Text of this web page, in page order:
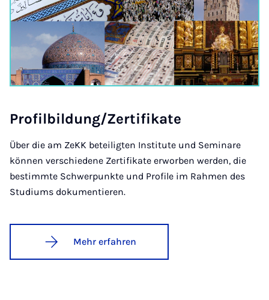
Pro­fil­bil­dung/Zer­ti­fi­ka­te
Über die am ZeKK beteiligten Institute und Seminare
können verschiedene Zertifikate erworben werden, die
bestimmte Schwerpunkte und Profile im Rahmen des
Studiums dokumentieren.
Mehr erfahren